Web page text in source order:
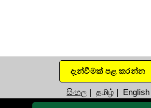
දැන්වීමක් පළ කරන්න
සිංහල | தமிழ் | English